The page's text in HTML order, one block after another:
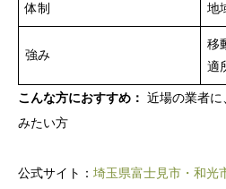
体制 地
強み
移
適
こんな方におすすめ： 近場の業者
みたい方
公式サイト： 埼玉県富士見市・和光